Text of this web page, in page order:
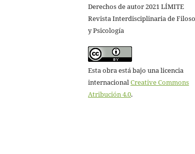
Derechos de autor 2021 LÍMITE
Revista Interdisciplinaria de
y Psicología
Esta obra está bajo una licencia
internacional Creative Commons
Atribución 4.0.